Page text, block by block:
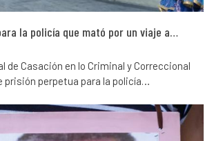
la policía que mató por un viaje a…
de Casación en lo Criminal y Correccional
prisión perpetua para la policía…